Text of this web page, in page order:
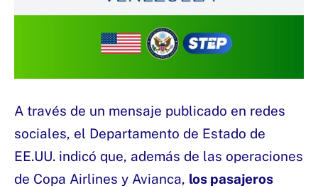
A través de un mensaje publicado en redes
sociales, el Departamento de Estado de
EE.UU. indicó que, además de las operaciones
de Copa Airlines y Avianca, los pasajeros